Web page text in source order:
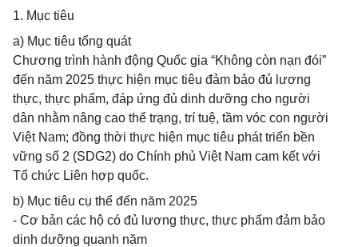
1. Mục tiêu
a) Mục tiêu tổng quát
Chương trình hành động Quốc gia “Không còn nạn đói”
đến năm 2025 thực hiện mục tiêu đảm bảo đủ lương
thực, thực phẩm, đáp ứng đủ dinh dưỡng cho người
dân nhằm nâng cao thể trạng, trí tuệ, tầm vóc con người
Việt Nam; đồng thời thực hiện mục tiêu phát triển bền
vững số 2 (SDG2) do Chính phủ Việt Nam cam kết với
Tổ chức Liên hợp quốc.
b) Mục tiêu cụ thể đến năm 2025
- Cơ bản các hộ có đủ lương thực, thực phẩm đảm bảo
dinh dưỡng quanh năm